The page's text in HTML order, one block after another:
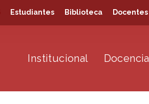
Estudiantes Biblioteca Docentes
Institucional Docencia